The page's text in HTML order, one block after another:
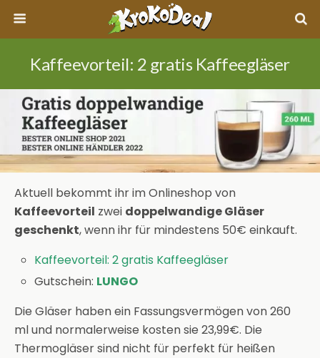
Kaffeevorteil: 2 gratis Kaffeegläser
Aktuell bekommt ihr im Onlineshop von
Kaffeevorteil zwei doppelwandige Gläser
geschenkt, wenn ihr für mindestens 50€ einkauft.
Kaffeevorteil: 2 gratis Kaffeegläser
Gutschein: LUNGO
Die Gläser haben ein Fassungsvermögen von 260
ml und normalerweise kosten sie 23,99€. Die
Thermogläser sind nicht für perfekt für heißen